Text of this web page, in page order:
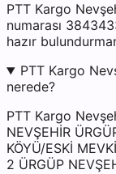
PTT Kargo
numarası
hazır
PTT Kargo
nerede?
PTT Kargo
NEVŞEHİR
KÖYÜ/ESKİ
2 ÜRGÜP